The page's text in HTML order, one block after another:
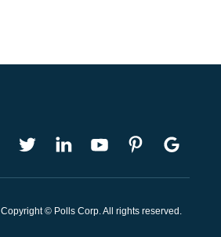
Copyright © Polls Corp. All rights reserved.